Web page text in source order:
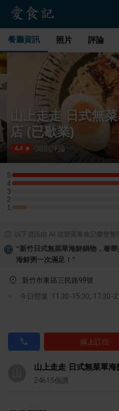
餐廳資訊 照片 評論
山上走走 日式無
店 (已歇業)
4.4 38則評論
5
5 星：9 則評論
4
4 星：11 則評論
3
3 星：0 則評論
2
2 星：0 則評論
1
1 星：1 則評論
以下資訊由 AI 從部落客食記彙整整
“新竹日式無菜單海鮮鍋物，奢
海鮮粥一次滿足！ ”
新竹市東區三民路99號
今日營業: 11:30-15:30, 17:30-
線上訂位
山上走走 日式無菜單海
24615個讚